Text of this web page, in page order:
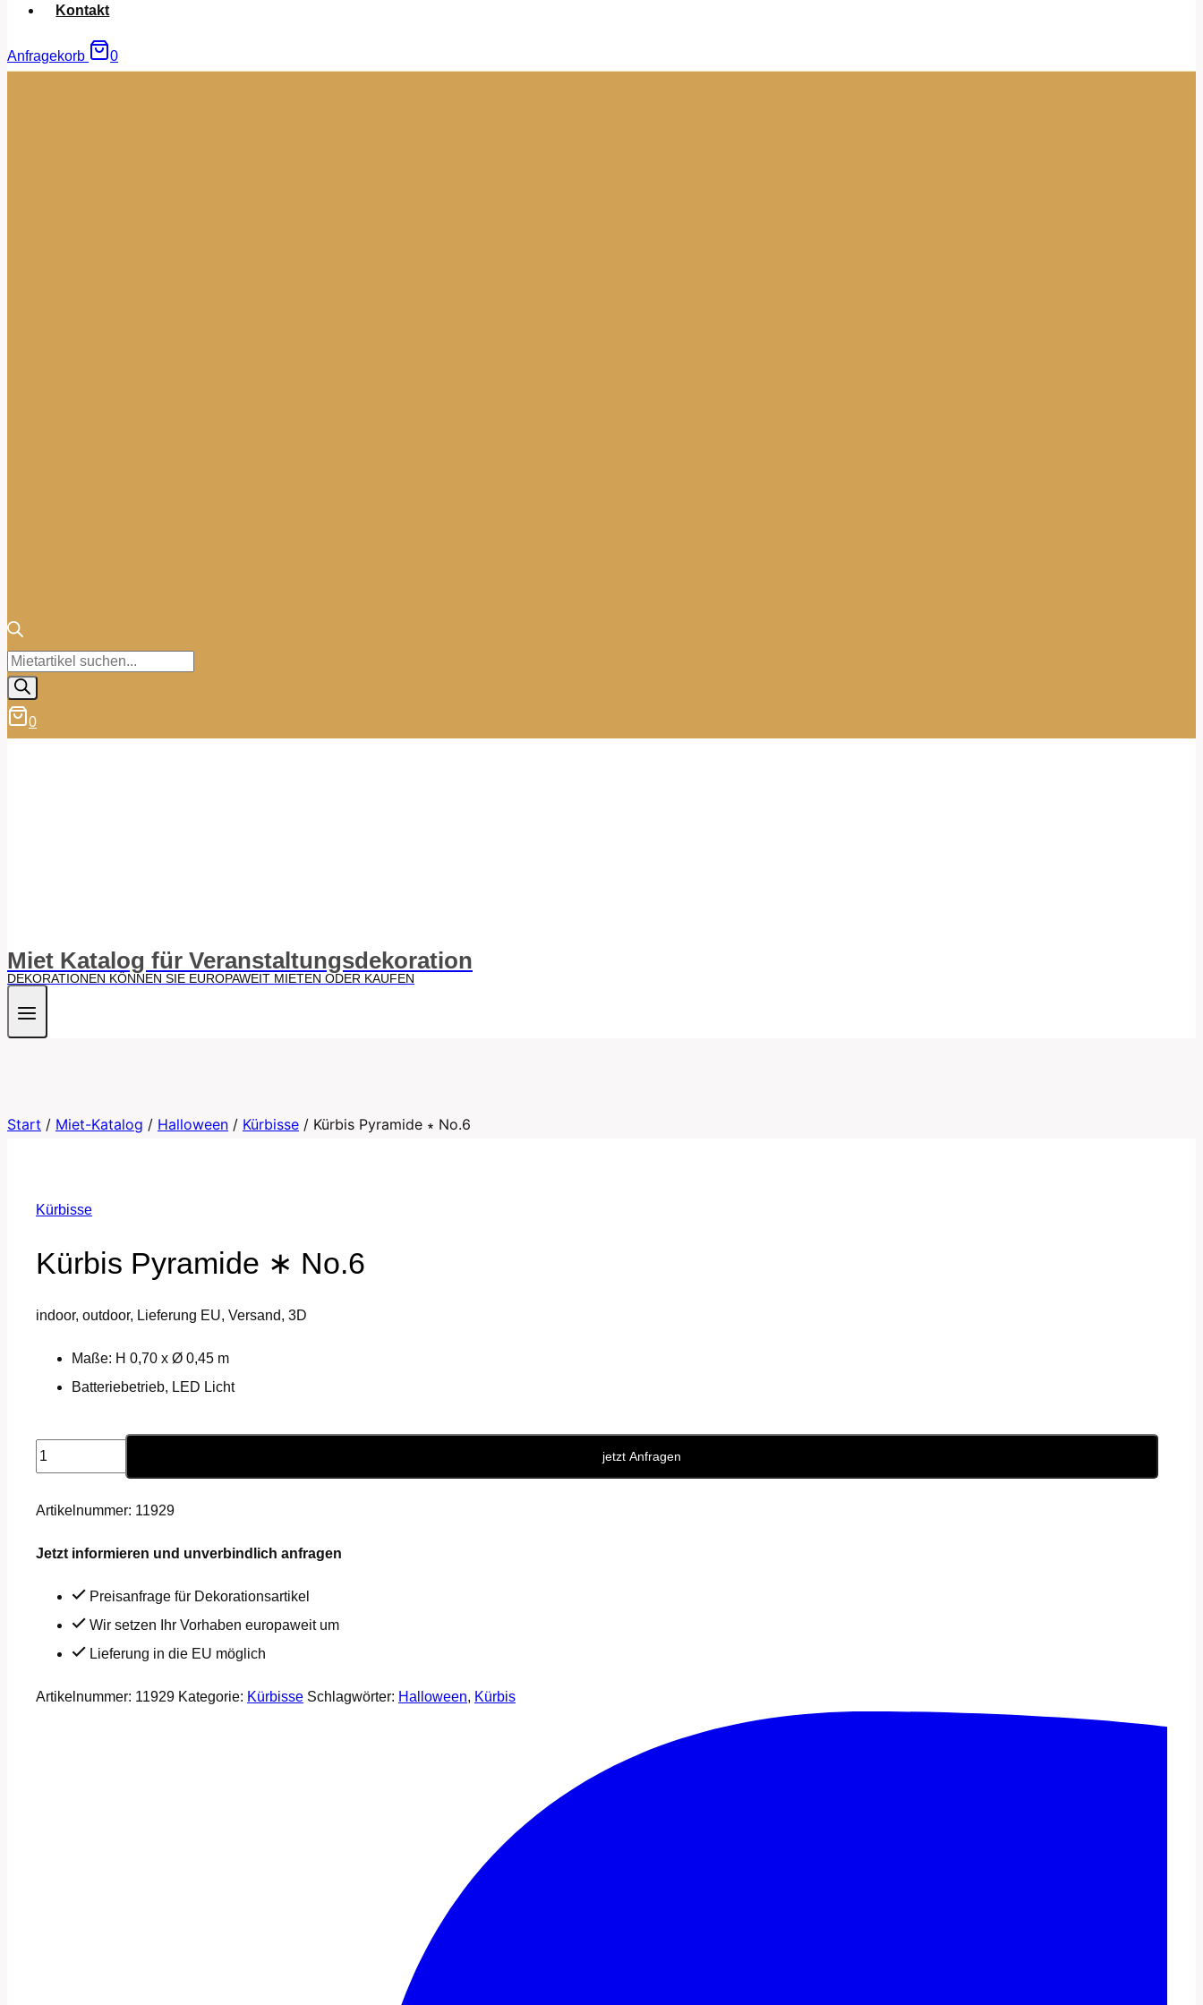
Kontakt
Anfragekorb 0
Products
search
0
Miet Katalog für Veranstaltungsdekoration
DEKORATIONEN KÖNNEN SIE EUROPAWEIT MIETEN ODER KAUFEN
Start / Miet-Katalog / Halloween / Kürbisse / Kürbis Pyramide ∗ No.6
Kürbisse
Kürbis Pyramide ∗ No.6
indoor, outdoor, Lieferung EU, Versand, 3D
Maße: H 0,70 x Ø 0,45 m
Batteriebetrieb, LED Licht
Kürbis
∗
jetzt Anfragen
Artikelnummer: 11929
Jetzt informieren und unverbindlich anfragen
Preisanfrage für Dekorationsartikel
Wir setzen Ihr Vorhaben europaweit um
Lieferung in die EU möglich
Artikelnummer: 11929 Kategorie: Kürbisse Schlagwörter: Halloween, Kürbis